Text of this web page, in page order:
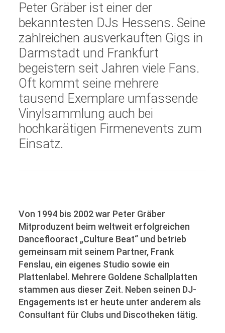
Peter Gräber ist einer der
bekanntesten DJs Hessens. Seine
zahlreichen ausverkauften Gigs in
Darmstadt und Frankfurt
begeistern seit Jahren viele Fans.
Oft kommt seine mehrere
tausend Exemplare umfassende
Vinylsammlung auch bei
hochkarätigen Firmenevents zum
Einsatz.
Von 1994 bis 2002 war Peter Gräber
Mitproduzent beim weltweit erfolgreichen
Danceflooract „Culture Beat“ und betrieb
gemeinsam mit seinem Partner, Frank
Fenslau, ein eigenes Studio sowie ein
Plattenlabel. Mehrere Goldene Schallplatten
stammen aus dieser Zeit. Neben seinen DJ-
Engagements ist er heute unter anderem als
Consultant für Clubs und Discotheken tätig.